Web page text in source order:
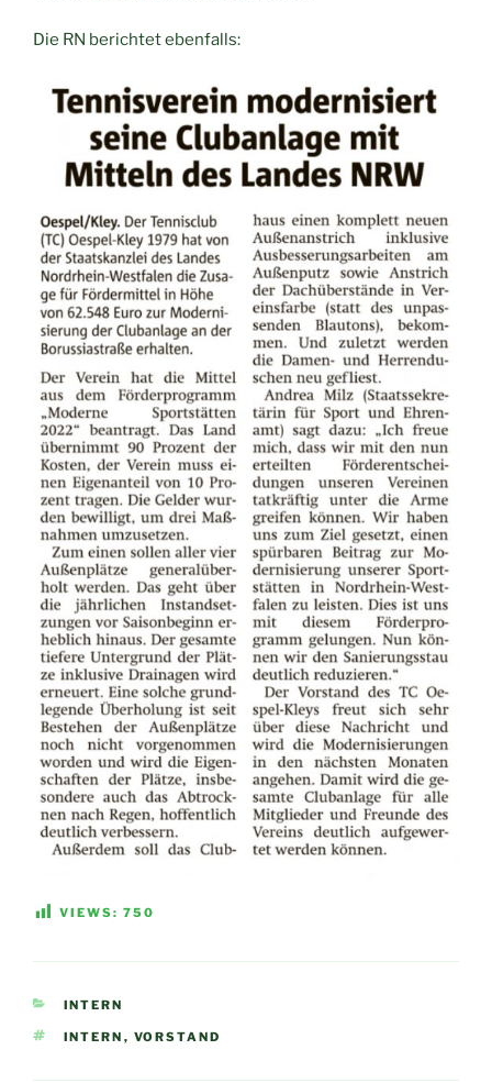
Die RN berichtet ebenfalls:
VIEWS: 750
KATEGORIEN
INTERN
SCHLAGWÖRTER
INTERN , VORSTAND